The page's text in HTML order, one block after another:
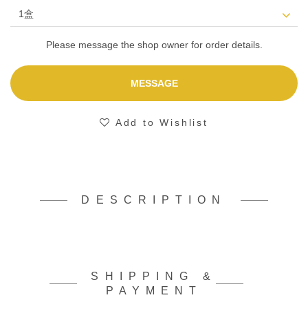
Please message the shop owner for order details.
MESSAGE
Add to Wishlist
DESCRIPTION
SHIPPING &
PAYMENT